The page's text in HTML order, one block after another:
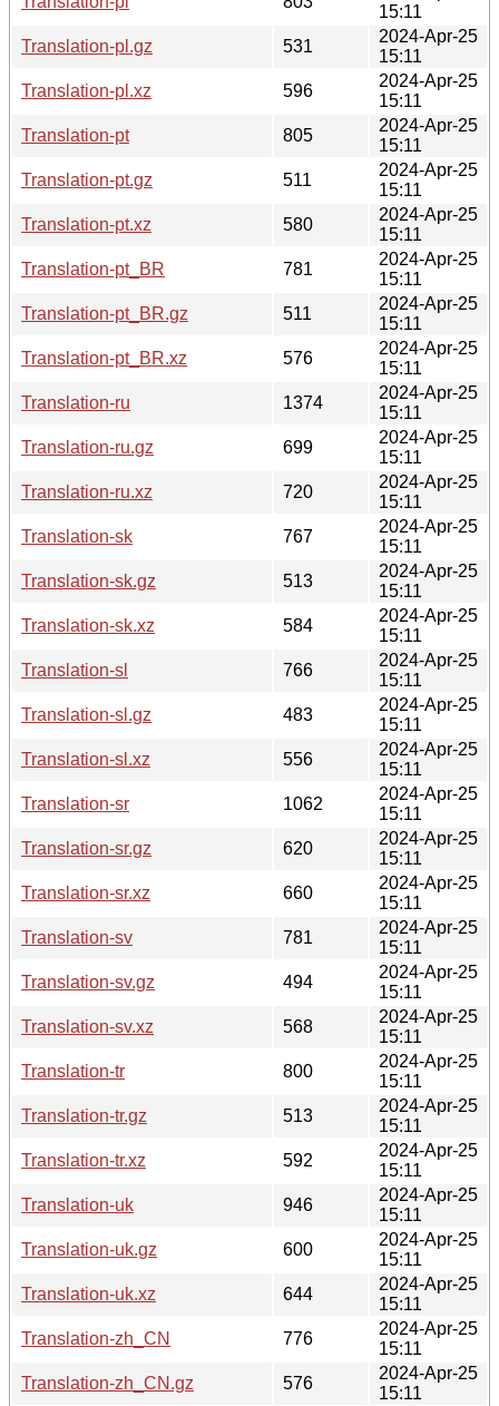
15:11
Translation-pl.gz
531
2024-Apr-25
15:11
Translation-pl.xz
596
2024-Apr-25
15:11
Translation-pt
805
2024-Apr-25
15:11
Translation-pt.gz
511
2024-Apr-25
15:11
Translation-pt.xz
580
2024-Apr-25
15:11
Translation-pt_BR
781
2024-Apr-25
15:11
Translation-pt_BR.gz
511
2024-Apr-25
15:11
Translation-pt_BR.xz
576
2024-Apr-25
15:11
Translation-ru
1374
2024-Apr-25
15:11
Translation-ru.gz
699
2024-Apr-25
15:11
Translation-ru.xz
720
2024-Apr-25
15:11
Translation-sk
767
2024-Apr-25
15:11
Translation-sk.gz
513
2024-Apr-25
15:11
Translation-sk.xz
584
2024-Apr-25
15:11
Translation-sl
766
2024-Apr-25
15:11
Translation-sl.gz
483
2024-Apr-25
15:11
Translation-sl.xz
556
2024-Apr-25
15:11
Translation-sr
1062
2024-Apr-25
15:11
Translation-sr.gz
620
2024-Apr-25
15:11
Translation-sr.xz
660
2024-Apr-25
15:11
Translation-sv
781
2024-Apr-25
15:11
Translation-sv.gz
494
2024-Apr-25
15:11
Translation-sv.xz
568
2024-Apr-25
15:11
Translation-tr
800
2024-Apr-25
15:11
Translation-tr.gz
513
2024-Apr-25
15:11
Translation-tr.xz
592
2024-Apr-25
15:11
Translation-uk
946
2024-Apr-25
15:11
Translation-uk.gz
600
2024-Apr-25
15:11
Translation-uk.xz
644
2024-Apr-25
15:11
Translation-zh_CN
776
2024-Apr-25
15:11
Translation-zh_CN.gz
576
2024-Apr-25
15:11